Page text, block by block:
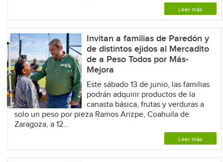
Leer más
Invitan a familias de Paredón y
de distintos ejidos al Mercadito
de a Peso Todos por Más-
Mejora
Este sábado 13 de junio, las familias
podrán adquirir productos de la
canasta básica, frutas y verduras a
solo un peso por pieza Ramos Arizpe, Coahuila de
Zaragoza, a 12...
Leer más